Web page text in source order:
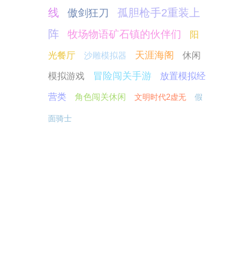
线
傲剑狂刀
孤胆枪手2重装上
阵
牧场物语矿石镇的伙伴们
阳
光餐厅
沙雕模拟器 天涯海阁
休闲
模拟游戏
冒险闯关手游
放置模拟经
营类
角色闯关休闲 文明时代2虚无 假
面骑士